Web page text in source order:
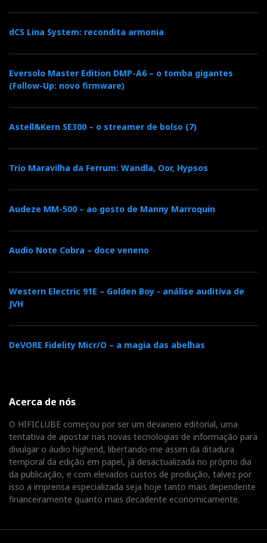
dCS Lina System: recondita armonia
Eversolo Master Edition DMP-A6 – o tomba gigantes
(Follow-Up: novo firmware)
Astell&Kern SE300 – o streamer de bolso (7)
Trio Maravilha da Ferrum: Wandla, Oor, Hypsos
Audeze MM-500 – ao gosto de Manny Marroquin
Audio Note Cobra – doce veneno
Western Electric 91E – Golden Boy - análise auditiva de
JVH
DeVORE Fidelity Micr/O – a magia das abelhas
Acerca de nós
O HIFICLUBE começou por ser um devaneio editorial, uma
tentativa de apostar nas novas tecnologias de informação para
divulgar o áudio highend, libertando-me assim da ditadura
temporal da edição em papel, já desactualizada no próprio dia
da publicação, e com elevados custos de produção, talvez por
isso a imprensa especializada seja hoje tanto mais dependente
financeiramente quanto mais decadente economicamente.